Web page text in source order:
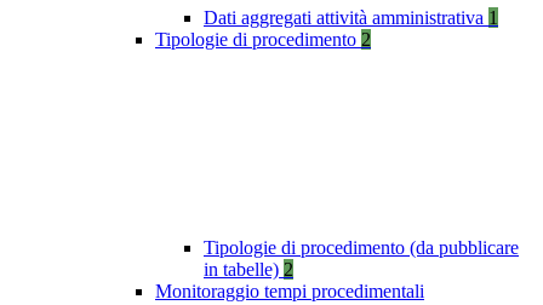
Dati aggregati attività amministrativa 1
Tipologie di procedimento 2
Tipologie di procedimento (da pubblicare
in tabelle) 2
Monitoraggio tempi procedimentali